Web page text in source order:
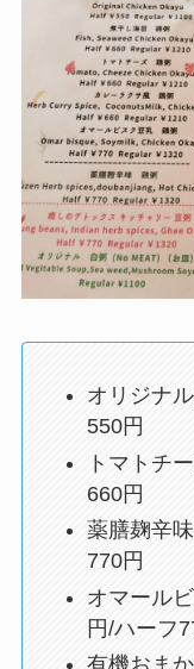
オリジナ
550円
トマトチ
660円
薬膳麹辛
770円
オマール
円/ハーフ